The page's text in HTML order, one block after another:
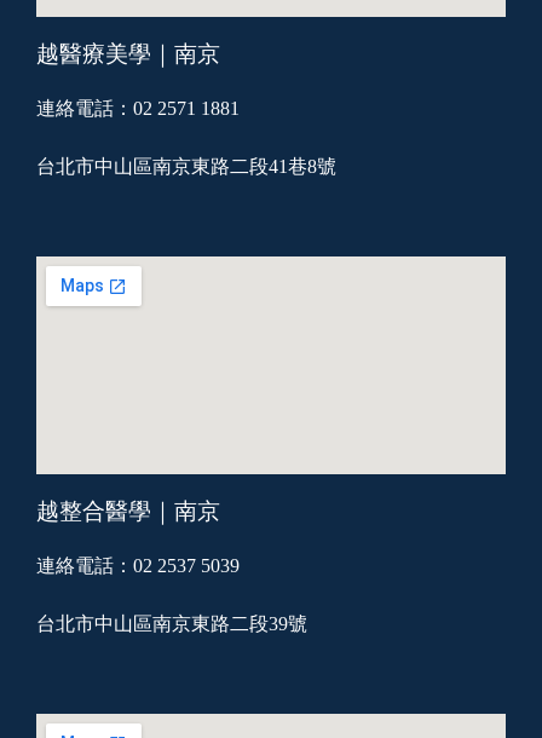
越醫療美學｜南京
連絡電話：02 2571 1881
台北市中山區南京東路二段41巷8號
越整合醫學｜南京
連絡電話：02 2537 5039
台北市中山區南京東路二段39號